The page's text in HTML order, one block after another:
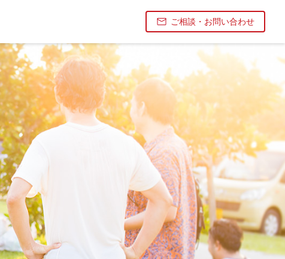
ご相談・お問い合わせ